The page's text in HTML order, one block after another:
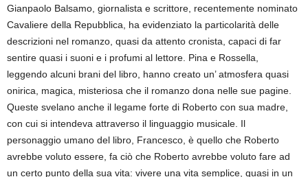
Gianpaolo Balsamo, giornalista e scrittore, recentemente nominato
Cavaliere della Repubblica, ha evidenziato la particolarità delle
descrizioni nel romanzo, quasi da attento cronista, capaci di far
sentire quasi i suoni e i profumi al lettore. Pina e Rossella,
leggendo alcuni brani del libro, hanno creato un’ atmosfera quasi
onirica, magica, misteriosa che il romanzo dona nelle sue pagine.
Queste svelano anche il legame forte di Roberto con sua madre,
con cui si intendeva attraverso il linguaggio musicale. Il
personaggio umano del libro, Francesco, è quello che Roberto
avrebbe voluto essere, fa ciò che Roberto avrebbe voluto fare ad
un certo punto della sua vita: vivere una vita semplice, quasi in un